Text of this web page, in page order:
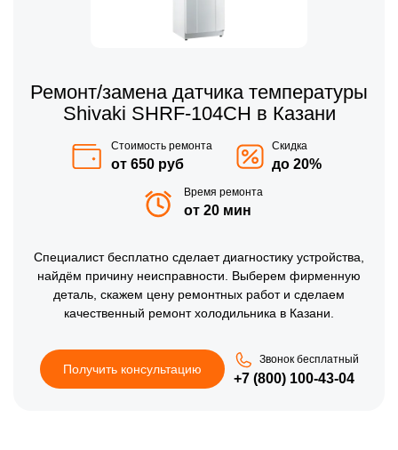
Ремонт/замена датчика температуры
Shivaki SHRF-104CH в Казани
Стоимость ремонта
от 650 руб
Скидка
до 20%
Время ремонта
от 20 мин
Специалист бесплатно сделает диагностику устройства,
найдём причину неисправности. Выберем фирменную
деталь, скажем цену ремонтных работ и сделаем
качественный ремонт холодильника в Казани.
Получить консультацию
Звонок бесплатный
+7 (800) 100-43-04